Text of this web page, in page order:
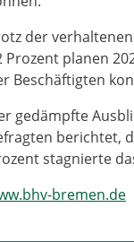
der
Prozent planen
Beschäftigten
gedämpfte
berichtet,
stagnierte
bremen.de